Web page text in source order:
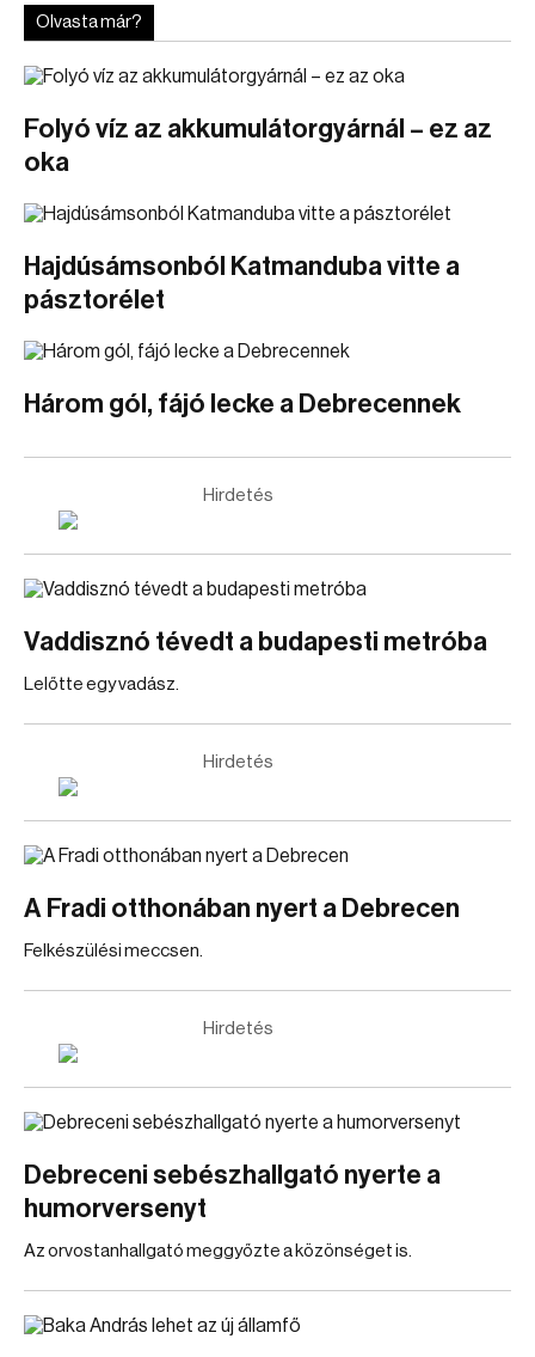
Olvasta már?
Folyó víz az akkumulátorgyárnál – ez az
oka
Hajdúsámsonból Katmanduba vitte a
pásztorélet
Három gól, fájó lecke a Debrecennek
Hirdetés
Vaddisznó tévedt a budapesti metróba
Lelőtte egy vadász.
Hirdetés
A Fradi otthonában nyert a Debrecen
Felkészülési meccsen.
Hirdetés
Debreceni sebészhallgató nyerte a
humorversenyt
Az orvostanhallgató meggyőzte a közönséget is.